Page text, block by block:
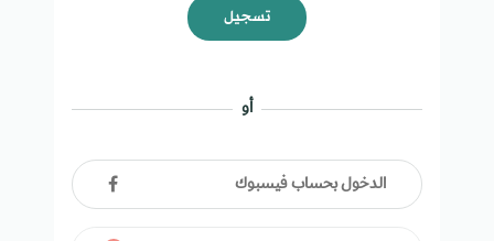
تسجيل
أو
الدخول بحساب فيسبوك